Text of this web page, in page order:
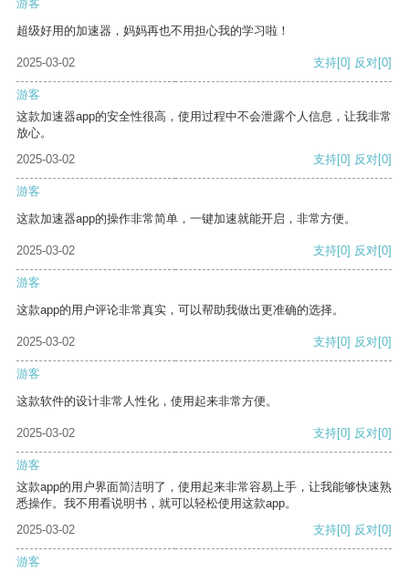
游客
超级好用的加速器，妈妈再也不用担心我的学习啦！
2025-03-02 支持[0] 反对[0]
游客
这款加速器app的安全性很高，使用过程中不会泄露个人信息，让我非常
放心。
2025-03-02
支持[0] 反对[0]
游客
这款加速器app的操作非常简单，一键加速就能开启，非常方便。
2025-03-02 支持[0] 反对[0]
游客
这款app的用户评论非常真实，可以帮助我做出更准确的选择。
2025-03-02 支持[0] 反对[0]
游客
这款软件的设计非常人性化，使用起来非常方便。
2025-03-02 支持[0] 反对[0]
游客
这款app的用户界面简洁明了，使用起来非常容易上手，让我能够快速熟
悉操作。我不用看说明书，就可以轻松使用这款app。
2025-03-02
支持[0] 反对[0]
游客